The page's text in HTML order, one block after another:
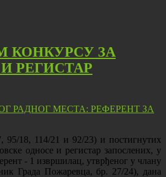
КОНКУРСУ ЗА
РЕГИСТАР
95/18, 114/21 и 92/23) и постигнутих
односе и регистар запослених, у
- 1 извршилац, утврђеног у члану
Града Пожаревца, бр. 27/24), дана